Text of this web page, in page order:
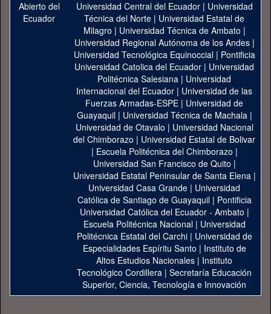
Universidad Central del Ecuador| Universidad
Técnica del Norte | Universidad Estatal de
Milagro | Universidad Técnica de Ambato |
Universidad Regional Autónoma de los Andes|
Universidad Tecnológica Equinoccial| Pontificia
Universidad Catolica del Ecuador | Universidad
Politécnica Salesiana | Universidad
Internacional del Ecuador | Universidad de las
Fuerzas Armadas-ESPE | Universidad de
Guayaquil| Universidad Técnica de Machala|
Universidad de Otavalo | Universidad Nacional
del Chimborazo | Universidad Estatal de Bolivar
| Escuela Politécnica del Chimborazo |
Universidad San Francisco de Quito |
Universidad Estatal Peninsular de Santa Elena|
Universidad Casa Grande | Universidad
Católica de Santiago de Guayaquil| Pontificia
Universidad Católica del Ecuador - Ambato |
Escuela Politécnica Nacional| Universidad
Politécnica Estatal del Carchi| Universidad de
Especialidades Espíritu Santo | Instituto de
Altos Estudios Nacionales | Instituto
Tecnológico Cordillera | Secretaría Educación
Superior, Ciencia, Tecnología e Innovación